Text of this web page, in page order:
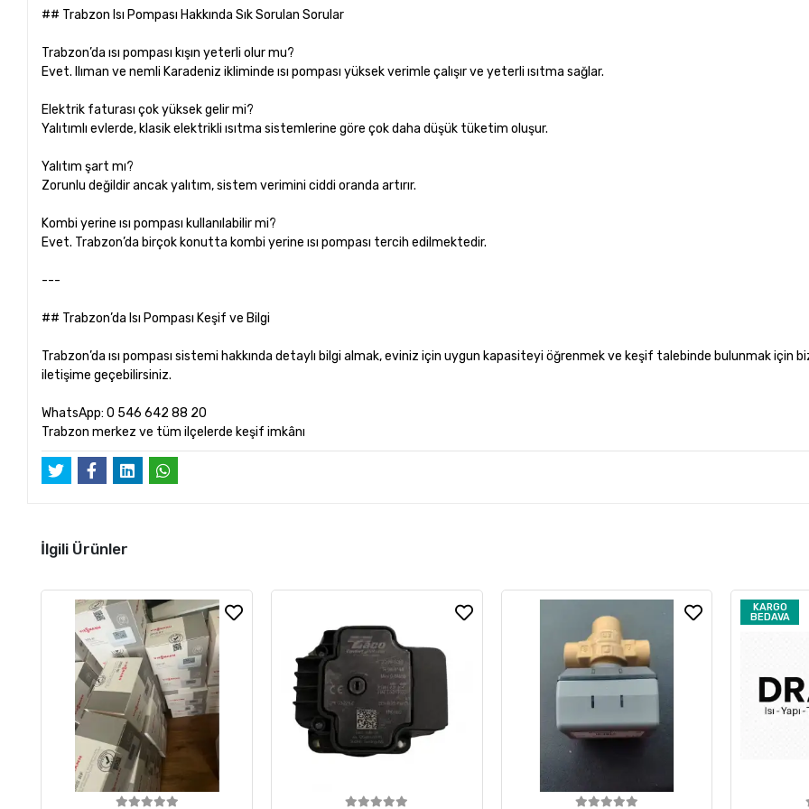
## Trabzon Isı Pompası Hakkında Sık Sorulan Sorular
Trabzon’da ısı pompası kışın yeterli olur mu?
Evet. Ilıman ve nemli Karadeniz ikliminde ısı pompası yüksek verimle çalışır ve yeterli ısıtma sağlar.
Elektrik faturası çok yüksek gelir mi?
Yalıtımlı evlerde, klasik elektrikli ısıtma sistemlerine göre çok daha düşük tüketim oluşur.
Yalıtım şart mı?
Zorunlu değildir ancak yalıtım, sistem verimini ciddi oranda artırır.
Kombi yerine ısı pompası kullanılabilir mi?
Evet. Trabzon’da birçok konutta kombi yerine ısı pompası tercih edilmektedir.
---
## Trabzon’da Isı Pompası Keşif ve Bilgi
Trabzon’da ısı pompası sistemi hakkında detaylı bilgi almak, eviniz için uygun kapasiteyi öğrenmek ve keşif talebinde bulunmak için
iletişime geçebilirsiniz.
WhatsApp: 0 546 642 88 20
Trabzon merkez ve tüm ilçelerde keşif imkânı
İlgili Ürünler
KARGO
BEDAVA